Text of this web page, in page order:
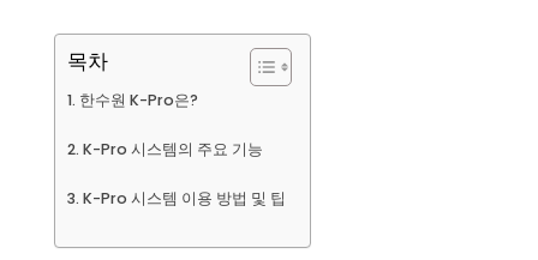
목차
한수원 K-Pro은?
K-Pro 시스템의 주요 기능
K-Pro 시스템 이용 방법 및 팁